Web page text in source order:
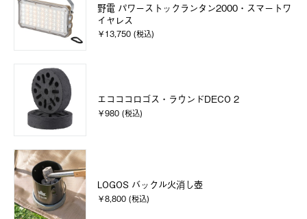
野電 パワーストックランタン2000・スマートワ
イヤレス
￥13,750 (税込)
エコココロゴス・ラウンドDECO 2
￥980 (税込)
LOGOS バックル火消し壺
￥8,800 (税込)